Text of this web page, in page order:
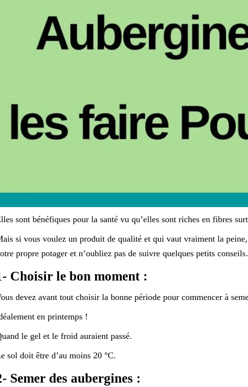
sont bénéfiques pour la santé vu qu’elles sont riches en fibres
si vous voulez un produit de qualité et qui vaut vraiment la
propre potager et n’oubliez pas de suivre quelques petits
Choisir le bon moment :
devez avant tout choisir la bonne période pour commencer à
en printemps !
le gel et le froid auraient passé.
sol doit être d’au moins 20 °C.
Semer des aubergines :